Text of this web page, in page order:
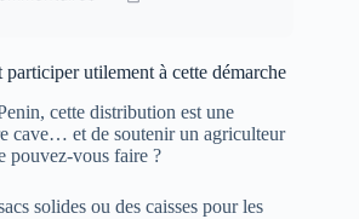
utilement à cette démarche
cette distribution est une
cave… et de soutenir un agriculteur
pouvez-vous faire ?
solides ou des caisses pour les